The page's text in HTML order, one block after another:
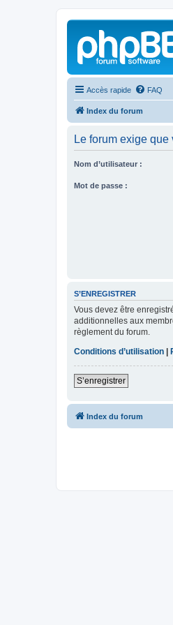
Accès rapide FAQ
Index du forum
Le forum exige
Nom d’utilisateur :
Mot de passe :
S’ENREGISTRER
Vous devez être
additionnelles aux
règlement du forum.
Conditions d’utilisation
S’enregistrer
Index du forum